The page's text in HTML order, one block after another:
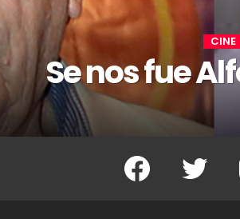
CINE
Se nos fue
Facebook Twitter